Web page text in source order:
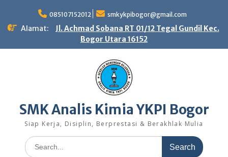
content
085107152012 smkykpibogor@gmail.com
Alamat:
Jl. Achmad Sobana RT 01/12 Tegal Gundil Kec.
Bogor Utara 16152
SMK Analis Kimia YKPI Bogor
Siap Kerja, Disiplin, Berprestasi & Berakhlak Mulia
Search
for: